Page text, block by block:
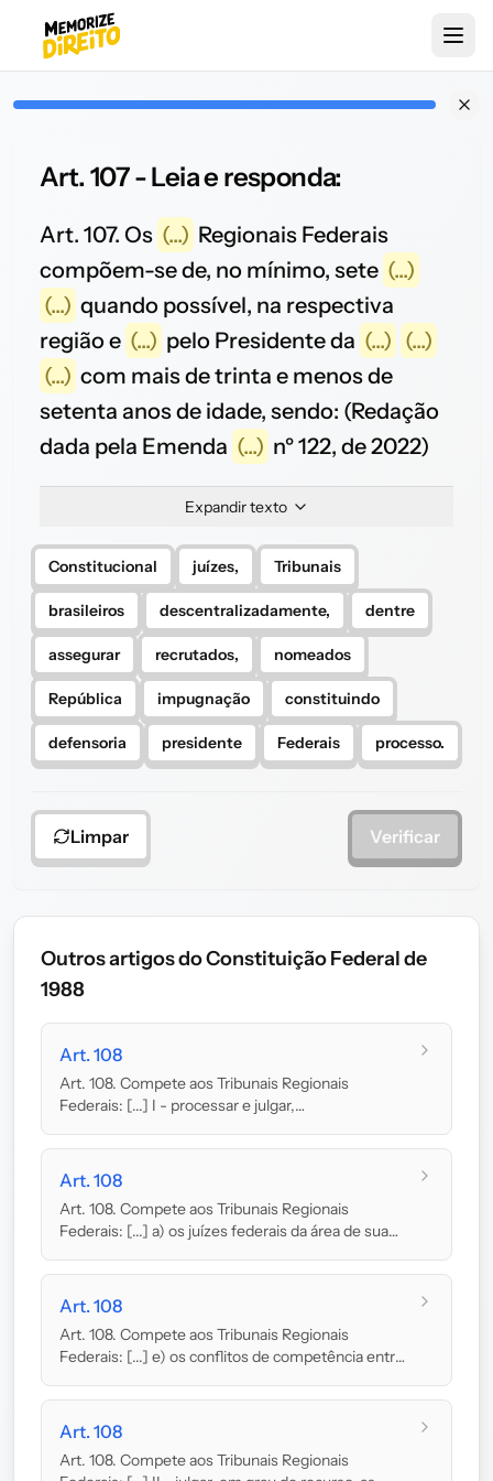
Art. 107 - Leia e responda:
Art. 107. Os (...) Regionais Federais
compõem-se de, no mínimo, sete (...)
(...) quando possível, na respectiva
região e (...) pelo Presidente da (...) (...)
(...) com mais de trinta e menos de
setenta anos de idade, sendo: (Redação
dada pela Emenda (...) nº 122, de 2022)
Expandir texto
Constitucional juízes, Tribunais
brasileiros descentralizadamente, dentre
assegurar recrutados, nomeados
República impugnação constituindo
defensoria presidente Federais processo.
Limpar Verificar
Outros artigos do Constituição Federal de
1988
Art. 108
Art. 108. Compete aos Tribunais Regionais
Federais: [...] I - processar e julgar,
Art. 108
Art. 108. Compete aos Tribunais Regionais
Federais: [...] a) os juízes federais da área de sua
Art. 108
Art. 108. Compete aos Tribunais Regionais
Federais: [...] e) os conflitos de competência entre
Art. 108
Art. 108. Compete aos Tribunais Regionais